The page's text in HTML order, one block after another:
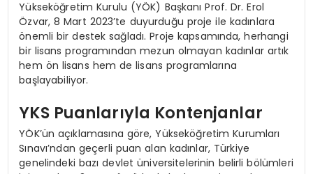
Yükseköğretim Kurulu (YÖK) Başkanı Prof. Dr. Erol
Özvar, 8 Mart 2023’te duyurduğu proje ile kadınlara
önemli bir destek sağladı. Proje kapsamında, herhangi
bir lisans programından mezun olmayan kadınlar artık
hem ön lisans hem de lisans programlarına
başlayabiliyor.
YKS Puanlarıyla Kontenjanlar
YÖK’ün açıklamasına göre, Yükseköğretim Kurumları
Sınavı’ndan geçerli puan alan kadınlar, Türkiye
genelindeki bazı devlet üniversitelerinin belirli bölümleri